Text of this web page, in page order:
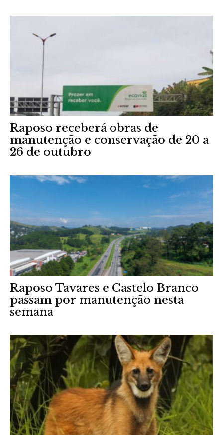
Raposo receberá obras de
manutenção e conservação de 20 a
26 de outubro
Raposo Tavares e Castelo Branco
passam por manutenção nesta
semana